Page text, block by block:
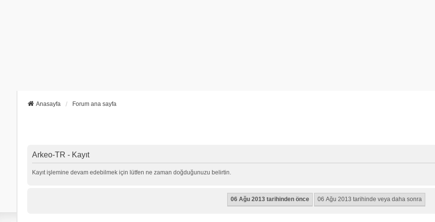
Anasayfa Forum ana sayfa
Arkeo-TR - Kayıt
Kayıt işlemine devam edebilmek için lütfen ne zaman doğduğunuzu belirtin.